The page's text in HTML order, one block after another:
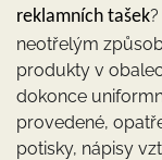
reklamních tašek
neotřelým
produkty v
dokonce
provedené,
potisky, nápisy